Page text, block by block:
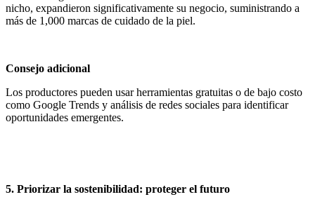
nicho, expandieron significativamente su negocio, suministrando a
más de 1,000 marcas de cuidado de la piel.
Consejo adicional
Los productores pueden usar herramientas gratuitas o de bajo costo
como Google Trends y análisis de redes sociales para identificar
oportunidades emergentes.
5. Priorizar la sostenibilidad: proteger el futuro